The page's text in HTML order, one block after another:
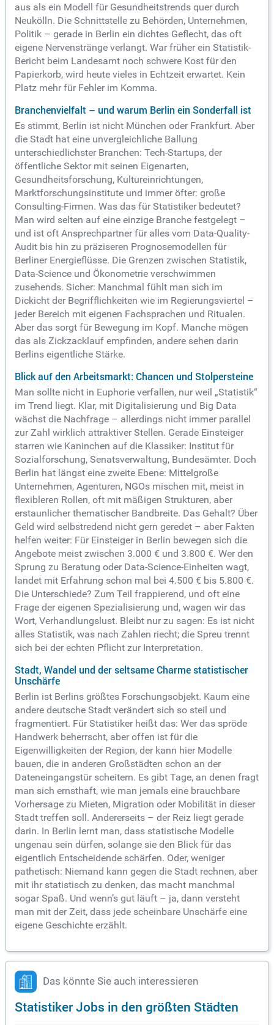
aus als ein Modell für Gesundheitstrends quer durch
Neukölln. Die Schnittstelle zu Behörden, Unternehmen,
Politik – gerade in Berlin ein dichtes Geflecht, das oft
eigene Nervenstränge verlangt. War früher ein Statistik-
Bericht beim Landesamt noch schwere Kost für den
Papierkorb, wird heute vieles in Echtzeit erwartet. Kein
Platz mehr für Fehler im Komma.
Branchenvielfalt – und warum Berlin ein Sonderfall ist
Es stimmt, Berlin ist nicht München oder Frankfurt. Aber
die Stadt hat eine unvergleichliche Ballung
unterschiedlichster Branchen: Tech-Startups, der
öffentliche Sektor mit seinen Eigenarten,
Gesundheitsforschung, Kultureinrichtungen,
Marktforschungsinstitute und immer öfter: große
Consulting-Firmen. Was das für Statistiker bedeutet?
Man wird selten auf eine einzige Branche festgelegt –
und ist oft Ansprechpartner für alles vom Data-Quality-
Audit bis hin zu präziseren Prognosemodellen für
Berliner Energieflüsse. Die Grenzen zwischen Statistik,
Data-Science und Ökonometrie verschwimmen
zusehends. Sicher: Manchmal fühlt man sich im
Dickicht der Begrifflichkeiten wie im Regierungsviertel –
jeder Bereich mit eigenen Fachsprachen und Ritualen.
Aber das sorgt für Bewegung im Kopf. Manche mögen
das als Zickzacklauf empfinden, andere sehen darin
Berlins eigentliche Stärke.
Blick auf den Arbeitsmarkt: Chancen und Stolpersteine
Man sollte nicht in Euphorie verfallen, nur weil „Statistik“
im Trend liegt. Klar, mit Digitalisierung und Big Data
wächst die Nachfrage – allerdings nicht immer parallel
zur Zahl wirklich attraktiver Stellen. Gerade Einsteiger
starren wie Kaninchen auf die Klassiker: Institut für
Sozialforschung, Senatsverwaltung, Bundesämter. Doch
Berlin hat längst eine zweite Ebene: Mittelgroße
Unternehmen, Agenturen, NGOs mischen mit, meist in
flexibleren Rollen, oft mit mäßigen Strukturen, aber
erstaunlicher thematischer Bandbreite. Das Gehalt? Über
Geld wird selbstredend nicht gern geredet – aber Fakten
helfen weiter: Für Einsteiger in Berlin bewegen sich die
Angebote meist zwischen 3.000 € und 3.800 €. Wer den
Sprung zu Beratung oder Data-Science-Einheiten wagt,
landet mit Erfahrung schon mal bei 4.500 € bis 5.800 €.
Die Unterschiede? Zum Teil frappierend, und oft eine
Frage der eigenen Spezialisierung und, wagen wir das
Wort, Verhandlungslust. Bleibt nur zu sagen: Es ist nicht
alles Statistik, was nach Zahlen riecht; die Spreu trennt
sich bei der echten Pflicht zur Interpretation.
Stadt, Wandel und der seltsame Charme statistischer
Unschärfe
Berlin ist Berlins größtes Forschungsobjekt. Kaum eine
andere deutsche Stadt verändert sich so steil und
fragmentiert. Für Statistiker heißt das: Wer das spröde
Handwerk beherrscht, aber offen ist für die
Eigenwilligkeiten der Region, der kann hier Modelle
bauen, die in anderen Großstädten schon an der
Dateneingangstür scheitern. Es gibt Tage, an denen fragt
man sich ernsthaft, wie man jemals eine brauchbare
Vorhersage zu Mieten, Migration oder Mobilität in dieser
Stadt treffen soll. Andererseits – der Reiz liegt gerade
darin. In Berlin lernt man, dass statistische Modelle
ungenau sein dürfen, solange sie den Blick für das
eigentlich Entscheidende schärfen. Oder, weniger
pathetisch: Niemand kann gegen die Stadt rechnen, aber
mit ihr statistisch zu denken, das macht manchmal
sogar Spaß. Und wenn’s gut läuft – ja, dann versteht
man mit der Zeit, dass jede scheinbare Unschärfe eine
eigene Geschichte erzählt.
Das könnte Sie auch interessieren
Statistiker Jobs in den größten Städten